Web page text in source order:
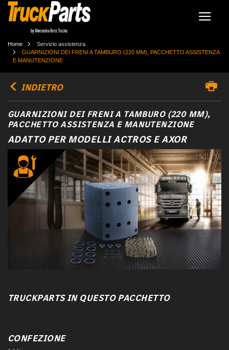
Home
Servizio assistenza
GUARNIZIONI DEI FRENI A TAMBURO (220 MM), PACCHETTO ASSISTENZA
E MANUTENZIONE
INDIETRO
GUARNIZIONI DEI FRENI A TAMBURO (220 MM),
PACCHETTO ASSISTENZA E MANUTENZIONE
ADATTO PER MODELLI ACTROS E AXOR
TRUCKPARTS IN QUESTO PACCHETTO
CONFEZIONE